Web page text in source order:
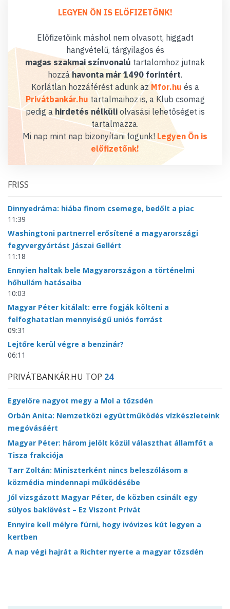
LEGYEN ÖN IS ELŐFIZETŐNK!
Előfizetőink máshol nem olvasott, higgadt
hangvételű, tárgyilagos és
magas szakmai színvonalú tartalomhoz jutnak
hozzáhavonta már 1490 forintért.
Korlátlan hozzáférést adunk az Mfor.hu és a
Privátbankár.hu tartalmaihoz is, a Klub csomag
pedig a hirdetés nélküliolvasási lehetőséget is
tartalmazza.
Mi nap mint nap bizonyítani fogunk! Legyen Ön is
előfizetőnk!
FRISS
Dinnyedráma: hiába finom csemege, bedőlt a piac
11:39
Washingtoni partnerrel erősítené a magyarországi
fegyvergyártást Jászai Gellért
11:18
Ennyien haltak bele Magyarországon a történelmi
hőhullám hatásaiba
10:03
Magyar Péter kitálalt: erre fogják költeni a
felfoghatatlan mennyiségű uniós forrást
09:31
Lejtőre kerül végre a benzinár?
06:11
PRIVÁTBANKÁR.HU TOP 24
Egyelőre nagyot megy a Mol a tőzsdén
Orbán Anita: Nemzetközi együttműködés vízkészleteink
megóvásáért
Magyar Péter: három jelölt közül választhat államfőt a
Tisza frakciója
Tarr Zoltán: Miniszterként nincs beleszólásom a
közmédia mindennapi működésébe
Jól vizsgázott Magyar Péter, de közben csinált egy
súlyos baklövést – Ez Viszont Privát
Ennyire kell mélyre fúrni, hogy ivóvizes kút legyen a
kertben
A nap végi hajrát a Richter nyerte a magyar tőzsdén